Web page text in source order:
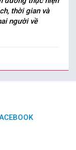
thời gian và
người về